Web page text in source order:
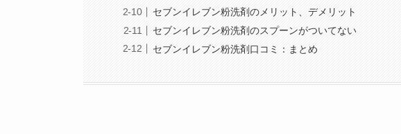
セブンイレブン粉洗剤のメリット、デメリット
セブンイレブン粉洗剤のスプーンがついてない
セブンイレブン粉洗剤口コミ：まとめ